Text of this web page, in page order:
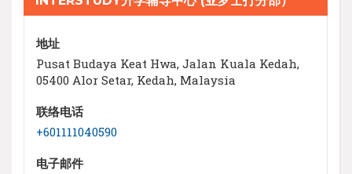
地址
Pusat Budaya Keat Hwa, Jalan Kuala Kedah,
05400 Alor Setar, Kedah, Malaysia
联络电话
+601111040590
电子邮件